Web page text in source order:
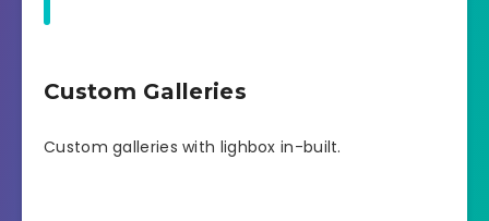
Custom Galleries
Custom galleries with lighbox in-built.